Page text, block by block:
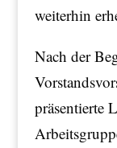
weiterhin
Nach der
präsentierte